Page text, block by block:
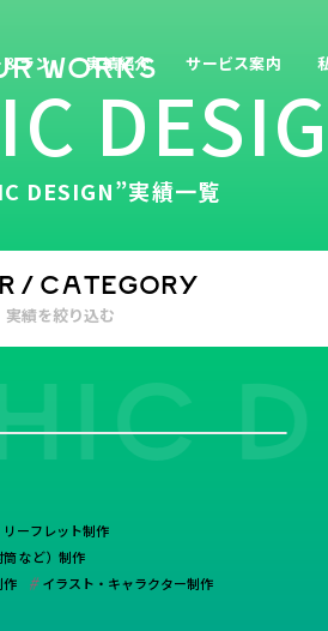
ラン 実績紹介 サービス案内
育・教育
WORKS
DESIGN”実績一覧
/ CATEGORY
実績を絞り込む
建築・住宅・不動産 病院・クリニック・
ホテル・旅館・ゲストハウス 公共・
学校・保育・教育
ーフレット制作
など）制作
作
イラスト・キャラクター制作